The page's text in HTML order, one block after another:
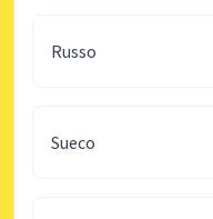
Russo
Sueco